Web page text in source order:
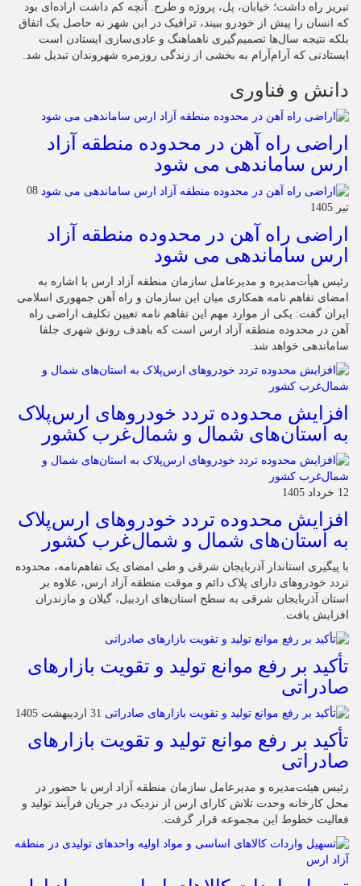
تبریز راه داشت؛ خیابان، پل، پروژه و طرح. آنچه کم داشت اراده‌ای بود
که انسان را پیش از خودرو ببیند، ترافیک در این شهر نه حاصل یک اتفاق
بلکه نتیجه سال‌ها تصمیم‌گیری ناهماهنگ و عادی‌سازی ایستادن است
ایستادنی که آرام‌آرام به بخشی از زندگی روزمره شهروندان تبدیل شد.
دانش و فناوری
اراضی راه آهن در محدوده منطقه آزاد
ارس ساماندهی می شود
08
تیر 1405
اراضی راه آهن در محدوده منطقه آزاد
ارس ساماندهی می شود
رئیس هیأت‌مدیره و مدیرعامل سازمان منطقه آزاد ارس با اشاره به
امضای تفاهم نامه همکاری میان این سازمان و راه آهن جمهوری اسلامی
ایران گفت: یکی از موارد مهم این تفاهم نامه تعیین تکلیف اراضی راه
آهن در محدوده منطقه آزاد ارس است که باهدف رونق شهری جلفا
ساماندهی خواهد شد.
افزایش محدوده تردد خودروهای ارس‌پلاک
به استان‌های شمال و شمال‌غرب کشور
12 خرداد 1405
افزایش محدوده تردد خودروهای ارس‌پلاک
به استان‌های شمال و شمال‌غرب کشور
با پیگیری استاندار آذربایجان شرقی و طی امضای یک تفاهم‌نامه، محدوده
تردد خودروهای دارای پلاک دائم و موقت منطقه آزاد ارس، علاوه بر
استان آذربایجان شرقی به سطح استان‌های اردبیل، گیلان و مازندران
افزایش یافت.
تأکید بر رفع موانع تولید و تقویت بازارهای
صادراتی
31 اردیبهشت 1405
تأکید بر رفع موانع تولید و تقویت بازارهای
صادراتی
رئیس هیئت‌مدیره و مدیرعامل سازمان منطقه آزاد ارس با حضور در
محل کارخانه وحدت تلاش کارای ارس از نزدیک در جریان فرآیند تولید و
فعالیت خطوط این مجموعه قرار گرفت.